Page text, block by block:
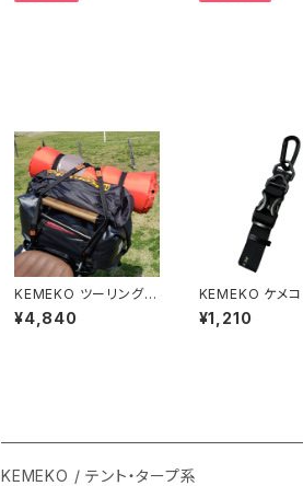
KEMEKO ツーリング積
載バンド シングルストラ
ップ N2 2本セット積載
¥4,840
KEMEKO ケメ
ケットホルダー
ラップ ロングタ
¥1,210
KEMEKO / テント・タープ系